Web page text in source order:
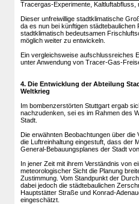
Tracergas-Experimente, Kaltluftabfluss,
Dieser unfreiwillige stadtklimatische
da es nun bei künftigen städtebaulichen
stadtklimatisch bedeutsamen
möglich weiter zu entwickeln.
Ein vergleichsweise aufschlussreiches
unter Anwendung von Tracer-Gas-
4. Die Entwicklung der Abteilung
Weltkrieg
Im bombenzerstörten Stuttgart ergab
nachzudenken, sei es im Rahmen des
Stadt.
Die erwähnten Beobachtungen über
die Luftreinhaltung eingestuft, dass der
General-Bebauungsplanes der Stadt
In jener Zeit mit ihrem Verständnis von
meteorologischer Sicht die Planung
Zustimmung. Vom Standpunkt der
dabei jedoch die städtebaulichen
Hauptstätter Straße und Konrad-
eingeschätzt.